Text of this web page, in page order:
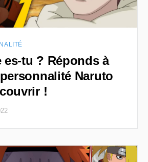
es-tu ? Réponds à
Naruto
!